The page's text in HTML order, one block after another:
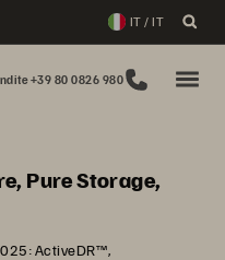
IT / IT
+39 80 0826 980
Pure Storage,
ActiveDR™,